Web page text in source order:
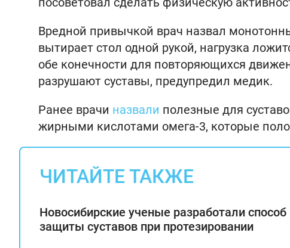
Вредной привычкой врач назвал
вытирает стол одной рукой, нагрузка
обе конечности для повторяющихся
разрушают суставы, предупредил медик.
Ранее врачи назвали полезные для
жирными кислотами омега-3, которые
ЧИТАЙТЕ ТАКЖЕ
Новосибирские ученые разработали способ
защиты суставов при протезировании